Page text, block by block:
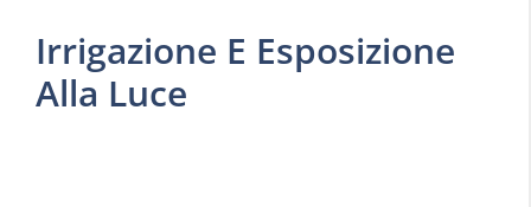
Irrigazione E Esposizione
Alla Luce